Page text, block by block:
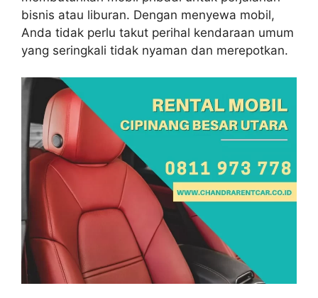
bisnis atau liburan. Dengan menyewa mobil,
Anda tidak perlu takut perihal kendaraan umum
yang seringkali tidak nyaman dan merepotkan.